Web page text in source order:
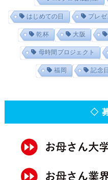
はじめての日 プレゼ
乾杯 大阪
母時間プロジェクト
福岡 記念日
◇